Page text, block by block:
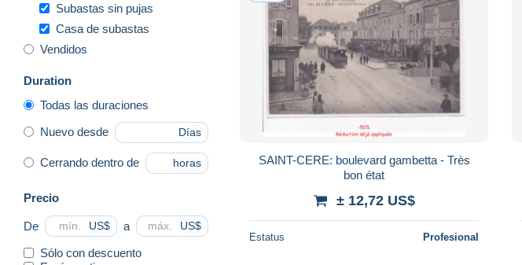
Subastas sin pujas
Casa de subastas
Vendidos
Duration
Todas las duraciones
Nuevo desde Días
Cerrando dentro de horas
Precio
De US$ a US$
Sólo con descuento
SAINT-CERE: boulevard gambetta - Très
bon état
± 12,72 US$
Estatus Profesional